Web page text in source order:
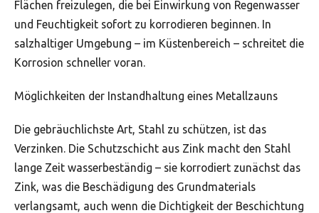
Flächen freizulegen, die bei Einwirkung von Regenwasser
und Feuchtigkeit sofort zu korrodieren beginnen. In
salzhaltiger Umgebung – im Küstenbereich – schreitet die
Korrosion schneller voran.
Möglichkeiten der Instandhaltung eines Metallzauns
Die gebräuchlichste Art, Stahl zu schützen, ist das
Verzinken. Die Schutzschicht aus Zink macht den Stahl
lange Zeit wasserbeständig – sie korrodiert zunächst das
Zink, was die Beschädigung des Grundmaterials
verlangsamt, auch wenn die Dichtigkeit der Beschichtung